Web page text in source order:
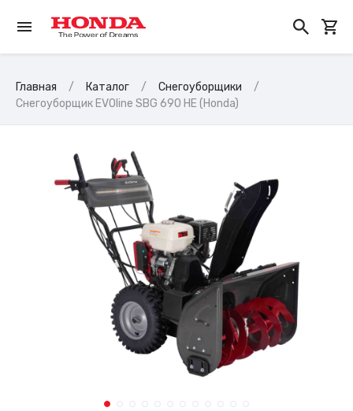
Главная Каталог
Снегоуборщики
Снегоуборщик EVOline SBG 690 HE (Honda)